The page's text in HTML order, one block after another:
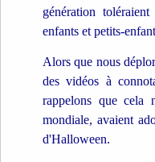
génération
enfants et petits-
Alors que nous
des vidéos à
rappelons que cela
mondiale, avaient
d'Halloween.